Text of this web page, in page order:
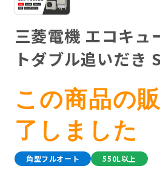
三菱電機 エコキュ
トダブル追いだき
この商品の
了しました
角型フルオート 550L以上